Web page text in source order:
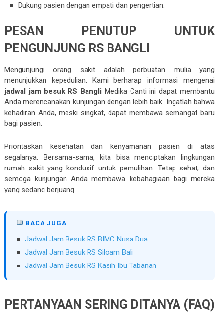
Dukung pasien dengan empati dan pengertian.
PESAN PENUTUP UNTUK
PENGUNJUNG RS BANGLI
Mengunjungi orang sakit adalah perbuatan mulia yang
menunjukkan kepedulian. Kami berharap informasi mengenai
jadwal jam besuk RS Bangli Medika Canti ini dapat membantu
Anda merencanakan kunjungan dengan lebih baik. Ingatlah bahwa
kehadiran Anda, meski singkat, dapat membawa semangat baru
bagi pasien.
Prioritaskan kesehatan dan kenyamanan pasien di atas
segalanya. Bersama-sama, kita bisa menciptakan lingkungan
rumah sakit yang kondusif untuk pemulihan. Tetap sehat, dan
semoga kunjungan Anda membawa kebahagiaan bagi mereka
yang sedang berjuang.
BACA JUGA
Jadwal Jam Besuk RS BIMC Nusa Dua
Jadwal Jam Besuk RS Siloam Bali
Jadwal Jam Besuk RS Kasih Ibu Tabanan
PERTANYAAN SERING DITANYA (FAQ)